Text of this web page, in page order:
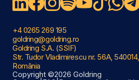
+4 0265 269 195
goldring@goldring.ro
Goldring S.A. (SSIF)
Str. Tudor Vladimirescu nr. 56A,
România
Copyright ©2026 Goldring